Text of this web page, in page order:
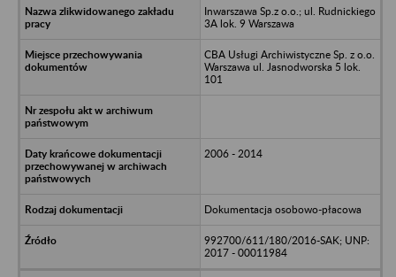
Inwarszawa Sp.z o.o.; ul. Rudnickiego
3A lok. 9 Warszawa
CBA Usługi Archiwistyczne Sp. z o.o.
Warszawa ul. Jasnodworska 5 lok.
101
2006 - 2014
Dokumentacja osobowo-płacowa
992700/611/180/2016-SAK; UNP:
2017 - 00011984